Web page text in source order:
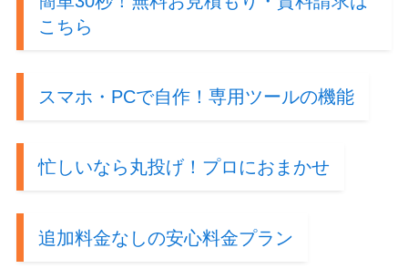
こちら
スマホ・PCで自作！専用ツールの機能
忙しいなら丸投げ！プロにおまかせ
追加料金なしの安心料金プラン